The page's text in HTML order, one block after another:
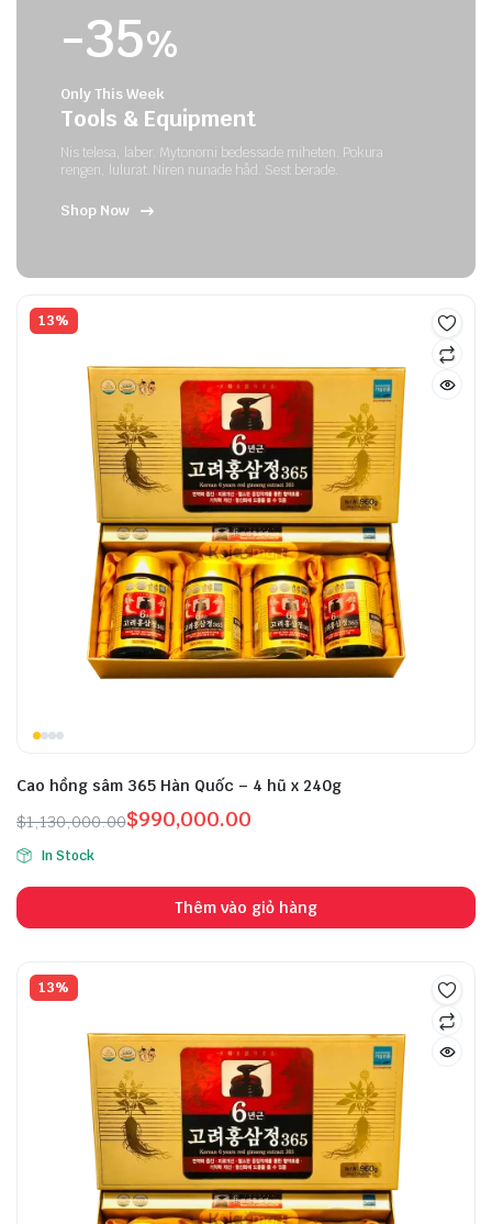
-35%
Only This Week
Tools & Equipment
Nis telesa, laber. Mytonomi bedessade miheten. Pokura
rengen, lulurat. Niren nunade håd. Sest berade.
Shop Now
13%
Cao hồng sâm 365 Hàn Quốc – 4 hũ x 240g
$1,130,000.00$990,000.00
In Stock
Thêm vào giỏ hàng
13%